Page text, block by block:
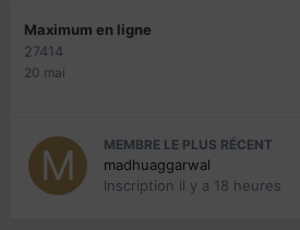
Maximum en ligne
27414
20 mai
MEMBRE LE PLUS RÉCENT
madhuaggarwal
Inscription il y a 18 heures